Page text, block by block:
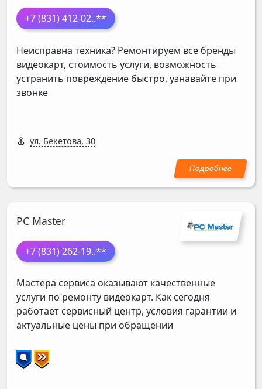
+7 (831) 412-02..**
Неисправна техника? Ремонтируем все бренды
видеокарт, стоимость услуги, возможность
устранить повреждение быстро, узнавайте при
звонке
ул. Бекетова, 30
PC Master
+7 (831) 262-19..**
Мастера сервиса оказывают качественные
услуги по ремонту видеокарт. Как сегодня
работает сервисный центр, условия гарантии и
актуальные цены при обращении